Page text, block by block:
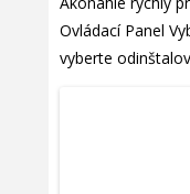
Ovládací Panel
vyberte